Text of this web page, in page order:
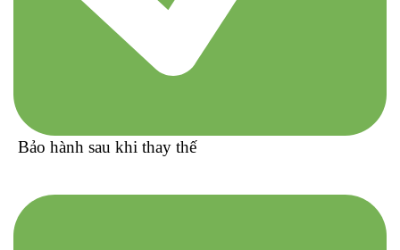
Bảo hành sau khi thay thế